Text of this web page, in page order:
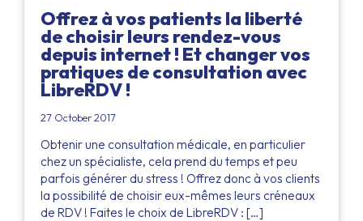
Offrez à vos patients la liberté
de choisir leurs rendez-vous
depuis internet ! Et changer vos
pratiques de consultation avec
LibreRDV !
27 October 2017
Obtenir une consultation médicale, en particulier
chez un spécialiste, cela prend du temps et peu
parfois générer du stress ! Offrez donc à vos clients
la possibilité de choisir eux-mêmes leurs créneaux
de RDV ! Faites le choix de LibreRDV : […]